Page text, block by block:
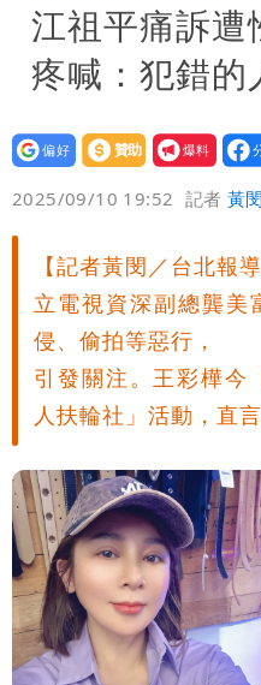
捐款人有權知
蔡英文變「台東
驚：戰局變五
白海豚颱風攪局
紫」
女律師詐慈濟
接案！同業酸：
明金成離世留
段對話催淚
演習登場！搭
看
慈濟遭詐10.6
重」 1細節避
蔣萬安民調只
影曝 網驚覺不
慈濟被騙10億
勝：時間久看出
中國賣家被踢
吳欣岱：完美偽
江祖平痛訴
疼喊：犯錯的
設為
贊助
我要
爆料
2025/09/10 19:52 記者黃閔
【記者黃閔／台北報
立電視資深副總龔美
侵、偷拍等惡行，
引發關注。王彩樺今
人扶輪社」活動，直